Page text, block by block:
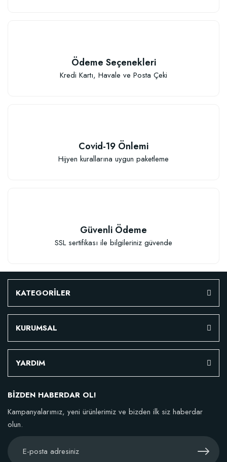
Ödeme Seçenekleri
Kredi Kartı, Havale ve Posta Çeki
Covid-19 Önlemi
Hijyen kurallarına uygun paketleme
Güvenli Ödeme
SSL sertifikası ile bilgileriniz güvende
KATEGORİLER
KURUMSAL
YARDIM
BİZDEN HABERDAR OL!
Kampanyalarımız, yeni ürünlerimiz ve bizden ilk siz haberdar
olun.